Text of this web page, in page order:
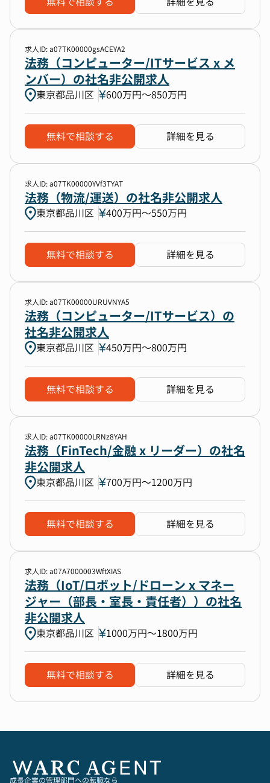
求人ID: a07TK00000gsACEYA2
法務（コンピューター/ITサービス x メ
ンバー）の社名非公開求人
東京都品川区 600万円〜850万円
無料で相談する 詳細を見る
求人ID: a07TK00000YVf3TYAT
法務（物流/運送）の社名非公開求人
東京都品川区 400万円〜550万円
無料で相談する 詳細を見る
求人ID: a07TK00000URUVNYA5
法務（コンピューター/ITサービス）の
社名非公開求人
東京都品川区 450万円〜800万円
無料で相談する 詳細を見る
求人ID: a07TK00000LRNz8YAH
法務（FinTech/金融 x リーダー）の社名
非公開求人
東京都品川区 700万円〜1200万円
無料で相談する 詳細を見る
求人ID: a07A7000003WftXIAS
法務（IoT/ロボット/ドローン x マネー
ジャー（部長・室長・責任者））の社名
非公開求人
東京都品川区 1000万円〜1800万円
無料で相談する 詳細を見る
成長企業の管理部門への転職なら